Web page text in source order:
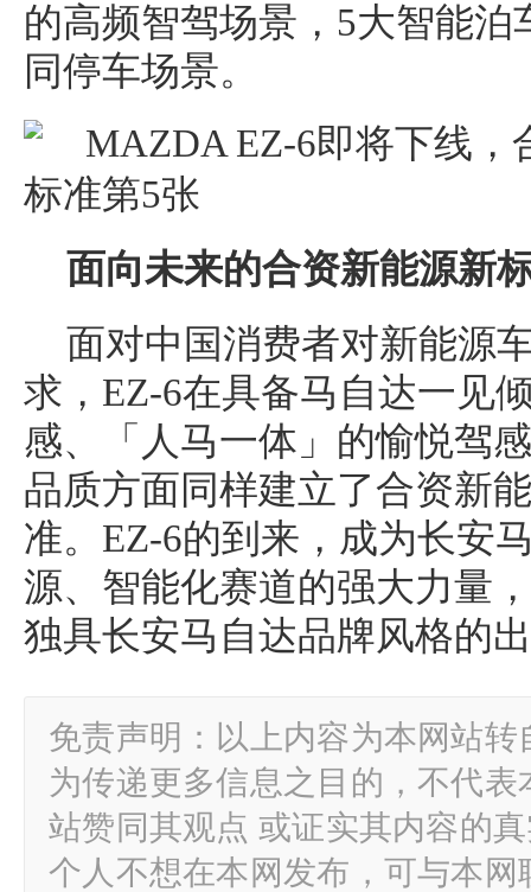
的高频智驾场景，5大智能泊
同停车场景。
面向未来的合资新能源新
面对中国消费者对新能源
求，EZ-6在具备马自达一见
感、「人马一体」的愉悦驾
品质方面同样建立了合资新
准。EZ-6的到来，成为长安
源、智能化赛道的强大力量
独具长安马自达品牌风格的
免责声明：以上内容为本网站
为传递更多信息之目的，不代
站赞同其观点 或证实其内容的
个人不想在本网发布，可与本